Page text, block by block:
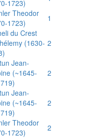
1723)
Theodor
1723)
1
du Crest
(1630- 2
Jean-
(~1645-
2
Jean-
(~1645-
2
Theodor
1723)
2